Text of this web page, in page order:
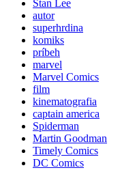
Stan Lee
autor
superhrdina
komiks
príbeh
marvel
Marvel Comics
film
kinematografia
captain america
Spiderman
Martin Goodman
Timely Comics
DC Comics